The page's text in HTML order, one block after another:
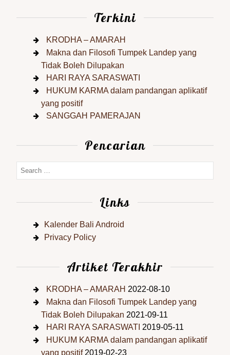
Terkini
KRODHA – AMARAH
Makna dan Filosofi Tumpek Landep yang
Tidak Boleh Dilupakan
HARI RAYA SARASWATI
HUKUM KARMA dalam pandangan aplikatif
yang positif
SANGGAH PAMERAJAN
Pencarian
Links
Kalender Bali Android
Privacy Policy
Artiket Terakhir
KRODHA – AMARAH 2022-08-10
Makna dan Filosofi Tumpek Landep yang
Tidak Boleh Dilupakan 2021-09-11
HARI RAYA SARASWATI 2019-05-11
HUKUM KARMA dalam pandangan aplikatif
yang positif 2019-02-23